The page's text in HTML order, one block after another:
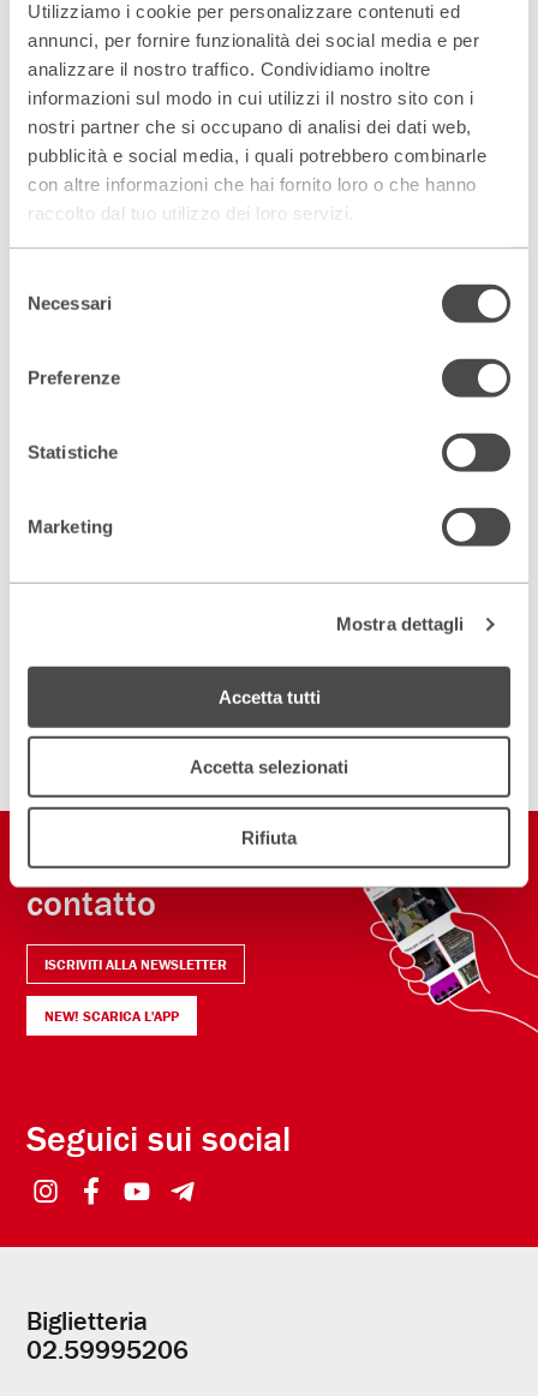
Utilizziamo i cookie per personalizzare contenuti ed
annunci, per fornire funzionalità dei social media e per
analizzare il nostro traffico. Condividiamo inoltre
informazioni sul modo in cui utilizzi il nostro sito con i
nostri partner che si occupano di analisi dei dati web,
pubblicità e social media, i quali potrebbero combinarle
con altre informazioni che hai fornito loro o che hanno
raccolto dal tuo utilizzo dei loro servizi.
delNecessari
Preferenze
Statistiche
Marketing
Mostra dettagli
Accetta tutti
Accetta selezionati
Rifiuta
*i 5 verbi si recitano durante il Seder pasquale e sono
Vehotsét – vi farò uscire
Vehitzàlti – vi soccorrerò
Vegaàlti – vi riscatterò
Velakàhti – vi prenderò [come popolo]
Vehevéti – vi condurrò
Leggi la recensione su
Restiamo in
contatto
ISCRIVITI ALLA NEWSLETTER
NEW! SCARICA L'APP
Seguici sui social
Informazioni
utili
Biglietteria
02.59995206